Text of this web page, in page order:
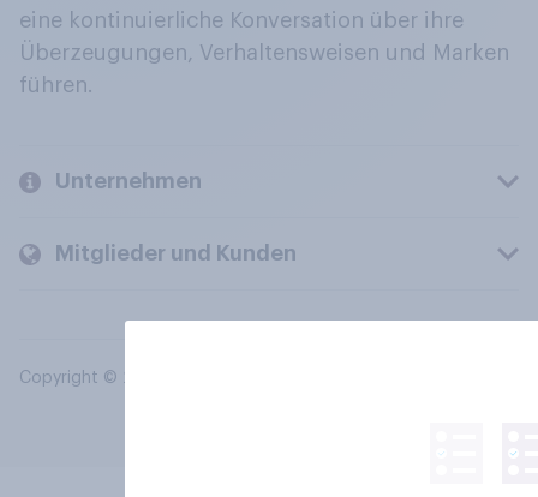
eine kontinuierliche Konversation über ihre
Überzeugungen, Verhaltensweisen und Marken
führen.
Unternehmen
Mitglieder und Kunden
Copyright © 2026 YouGov PLC. Alle Rechte vorbehalten.